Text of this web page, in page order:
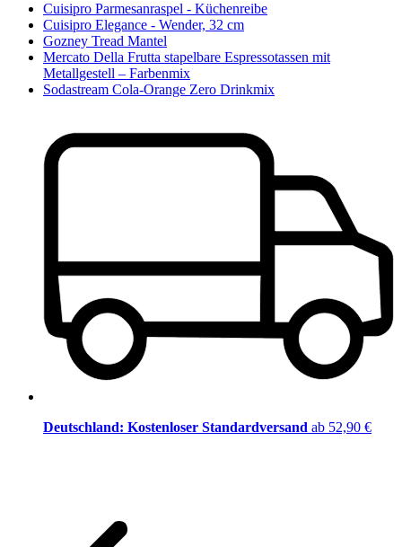
Cuisipro Parmesanraspel - Küchenreibe
Cuisipro Elegance - Wender, 32 cm
Gozney Tread Mantel
Mercato Della Frutta stapelbare Espressotassen mit
Metallgestell – Farbenmix
Sodastream Cola-Orange Zero Drinkmix
Deutschland: Kostenloser Standardversand ab 52,90 €